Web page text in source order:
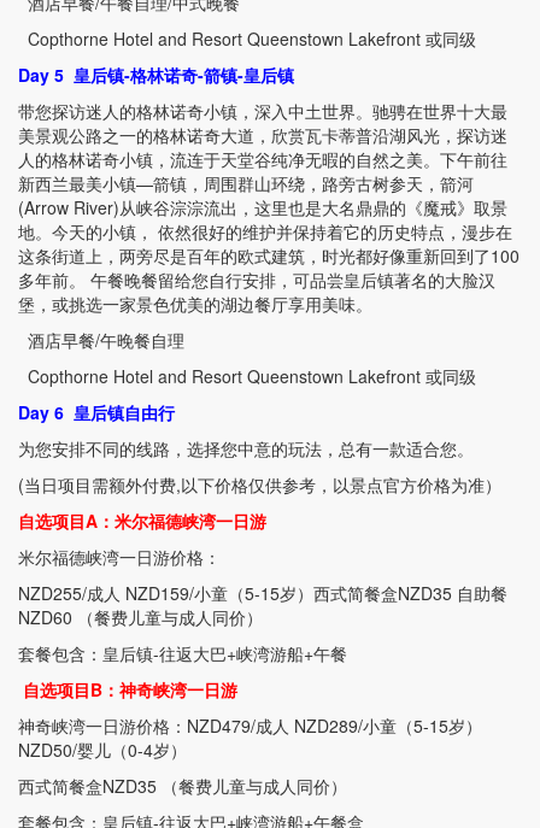
Copthorne Hotel and Resort Queenstown Lakefront 或同级
Day 5 皇后镇-格林诺奇-箭镇-皇后镇
带您探访迷人的格林诺奇小镇，深入中土世界。驰骋在世界十大最
美景观公路之一的格林诺奇大道，欣赏瓦卡蒂普沿湖风光，探访迷
人的格林诺奇小镇，流连于天堂谷纯净无暇的自然之美。下午前往
新西兰最美小镇—箭镇，周围群山环绕，路旁古树参天，箭河
(Arrow River)从峡谷淙淙流出，这里也是大名鼎鼎的《魔戒》取景
地。今天的小镇， 依然很好的维护并保持着它的历史特点，漫步在
这条街道上，两旁尽是百年的欧式建筑，时光都好像重新回到了100
多年前。 午餐晚餐留给您自行安排，可品尝皇后镇著名的大脸汉
堡，或挑选一家景色优美的湖边餐厅享用美味。
酒店早餐/午晚餐自理
Copthorne Hotel and Resort Queenstown Lakefront 或同级
Day 6 皇后镇自由行
为您安排不同的线路，选择您中意的玩法，总有一款适合您。
(当 日项目需额外付费,以下价格仅供参考，以景点官方价格为准）
自选项目A ：米尔福德峡湾一日游
米尔福德峡湾一日游价格：
NZD255/成人 NZD159/小童（5-15岁）西式简餐盒NZD35 自助餐
NZD60
（餐费儿童与成人同价）
套餐包含：皇后镇-往返大巴+峡湾游船+午餐
自选项目B ：神奇峡湾一日游
神奇峡湾一日游价格： NZD479/成人 NZD289/小童（5-15岁）
NZD50/婴儿（0-4岁）
西式简餐盒NZD35
（餐费儿童与成人同价）
套餐包含：皇后镇-往返大巴+峡湾游船+午餐盒